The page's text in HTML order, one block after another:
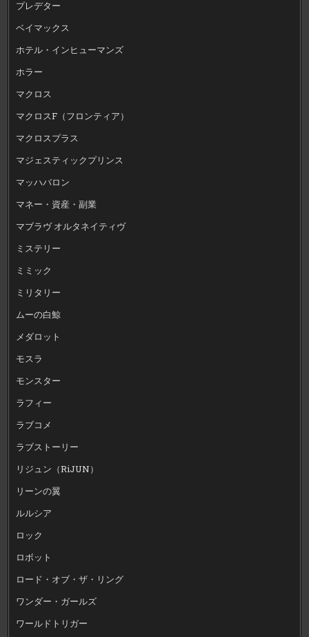
プレデター
ベイマックス
ホテル・インヒューマンズ
ホラー
マクロス
マクロスF（フロンティア）
マクロスプラス
マジェスティックプリンス
マッハバロン
マネー・資産・副業
マブラヴ オルタネイティヴ
ミステリー
ミミック
ミリタリー
ムーの白鯨
メダロット
モスラ
モンスター
ラフィー
ラブコメ
ラブストーリー
リジュン（RiJUN）
リーンの翼
ルルシア
ロック
ロボット
ロード・オブ・ザ・リング
ワンダー・ガールズ
ワールドトリガー